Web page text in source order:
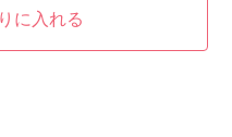
に入れる